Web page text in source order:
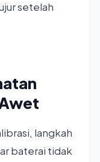
setelah
langkah
baterai tidak